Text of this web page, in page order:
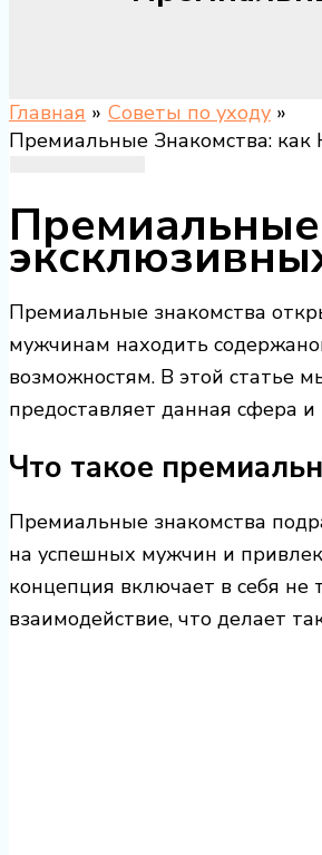
Главная
Советы по уходу
Премиальные Знакомства:
Премиальные знакомства
мужчинам находить
возможностям. В этой статье
предоставляет данная сфера
Что такое
Премиальные знакомства
на успешных мужчин и
концепция включает в себя не
взаимодействие, что делает